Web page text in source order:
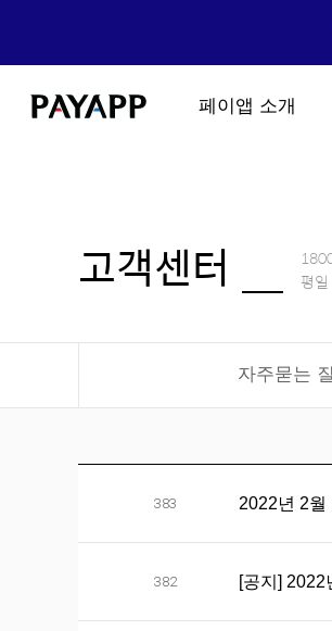
페이앱 소개
고객센터
평
자주묻는
383 2022년 2월
382 [공지] 2022